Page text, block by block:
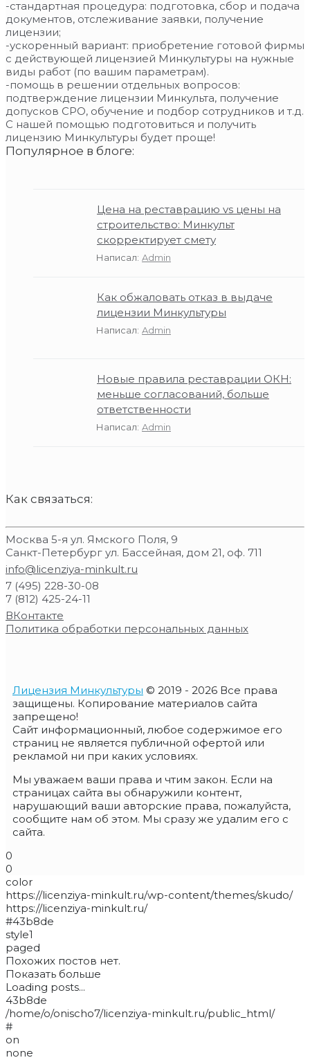
-стандартная процедура: подготовка, сбор и подача
документов, отслеживание заявки, получение
лицензии;
-ускоренный вариант: приобретение готовой фирмы
с действующей лицензией Минкультуры на нужные
виды работ (по вашим параметрам).
-помощь в решении отдельных вопросов:
подтверждение лицензии Минкульта, получение
допусков СРО, обучение и подбор сотрудников и т.д.
С нашей помощью подготовиться и получить
лицензию Минкультуры будет проще!
Популярное в блоге:
Цена на реставрацию vs цены на
строительство: Минкульт
скорректирует смету
Написал: Admin
Как обжаловать отказ в выдаче
лицензии Минкультуры
Написал: Admin
Новые правила реставрации ОКН:
меньше согласований, больше
ответственности
Написал: Admin
Как связаться:
Москва 5-я ул. Ямского Поля, 9
Санкт-Петербург ул. Бассейная, дом 21, оф. 711
info@licenziya-minkult.ru
7 (495) 228-30-08
7 (812) 425-24-11
ВКонтакте
Политика обработки персональных данных
Лицензия Минкультуры © 2019 - 2026 Все права
защищены. Копирование материалов сайта
запрещено!
Сайт информационный, любое содержимое его
страниц не является публичной офертой или
рекламой ни при каких условиях.
Мы уважаем ваши права и чтим закон. Если на
страницах сайта вы обнаружили контент,
нарушающий ваши авторские права, пожалуйста,
сообщите нам об этом. Мы сразу же удалим его с
сайта.
0
0
color
https://licenziya-minkult.ru/wp-content/themes/skudo/
https://licenziya-minkult.ru/
#43b8de
style1
paged
Похожих постов нет.
Показать больше
Loading posts...
43b8de
/home/o/onischo7/licenziya-minkult.ru/public_html/
#
on
none